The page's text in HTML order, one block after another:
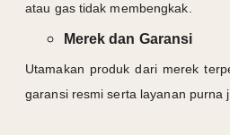
atau gas tidak membengkak.
Merek dan Garansi
Utamakan produk dari merek
garansi resmi serta layanan purna